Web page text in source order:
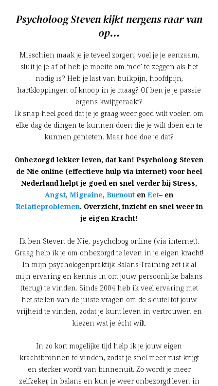
Psycholoog Steven kijkt nergens raar van
op…
Misschien maak je je teveel zorgen, voel je je eenzaam,
sluit je je af of heb je moeite om ‘nee’ te zeggen als het
nodig is? Heb je last van buikpijn, hoofdpijn,
hartkloppingen of knoop in je maag? Of ben je je passie
ergens kwijtgeraakt?
Ik snap heel goed dat je je graag weer goed wilt voelen om
elke dag de dingen te kunnen doen die je wilt doen en te
kunnen genieten. Maar hoe doe je dat?
Onbezorgd lekker leven, dat kan! Psycholoog Steven
de Nie online (effectieve hulp via internet) voor heel
Nederland helpt je goed en snel verder bij Stress,
Angst, Migraine, Burnout en Eet– en
Relatieproblemen. Overzicht, inzicht en snel weer in
je eigen Kracht!
Ik ben Steven de Nie, psycholoog online (via internet).
Graag help ik je om onbezorgd te leven in je eigen kracht!
In mijn psychologenpraktijk Balans-Training zet ik al
mijn ervaring en kennis in om jouw persoonlijke balans
(terug) te vinden. Sinds 2004 heb ik veel ervaring met
het stellen van de juiste vragen om de sleutel tot jouw
vrijheid te vinden, zodat je kunt leven in vertrouwen en
kiezen wat je écht wilt.
In zo kort mogelijke tijd help ik je jouw eigen
krachtbronnen te vinden, zodat je snel meer rust krijgt
en sterker wordt van binnenuit. Zo wordt je meer
zelfzeker, in balans en kun je weer onbezorgd leven in